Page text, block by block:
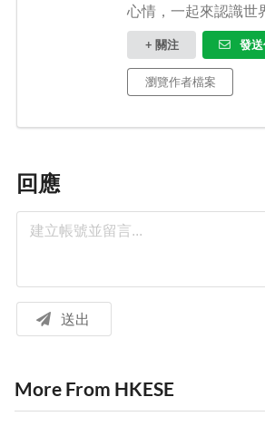
心情，一起來認識世
+ 關注 發
瀏覽作者檔案
回應
送出
More From HKESE